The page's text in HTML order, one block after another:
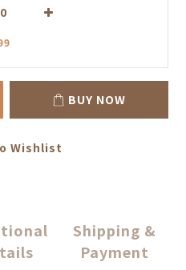
BUY NOW
Wishlist
Shipping &
Payment